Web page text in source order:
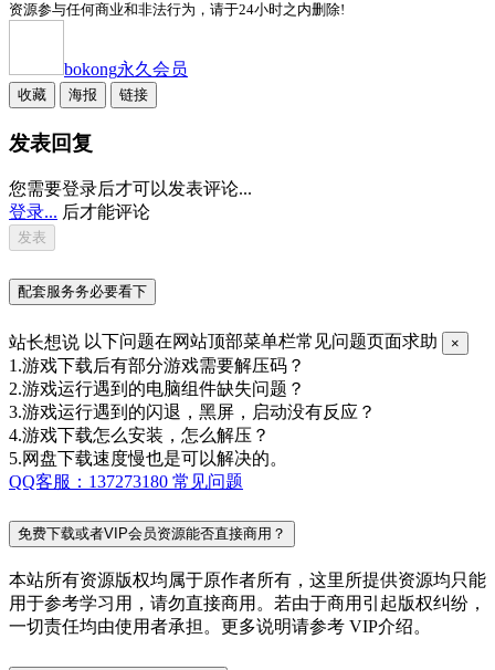
资源参与任何商业和非法行为，请于24小时之内删除!
bokong永久会员
收藏 海报 链接
发表回复
您需要登录后才可以发表评论...
登录... 后才能评论
配套服务务必要看下
站长想说 以下问题在网站顶部菜单栏常见问题页面求助 ×
1.游戏下载后有部分游戏需要解压码？
2.游戏运行遇到的电脑组件缺失问题？
3.游戏运行遇到的闪退，黑屏，启动没有反应？
4.游戏下载怎么安装，怎么解压？
5.网盘下载速度慢也是可以解决的。
QQ客服：137273180 常见问题
免费下载或者VIP会员资源能否直接商用？
本站所有资源版权均属于原作者所有，这里所提供资源均只能
用于参考学习用，请勿直接商用。若由于商用引起版权纠纷，
一切责任均由使用者承担。更多说明请参考 VIP介绍。